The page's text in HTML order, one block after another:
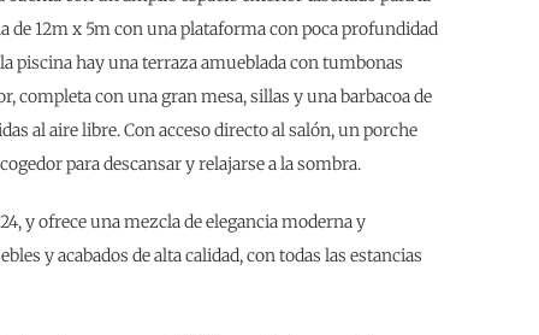
12m x 5m con una plataforma con poca profundidad
piscina hay una terraza amueblada con tumbonas
completa con una gran mesa, sillas y una barbacoa de
al aire libre. Con acceso directo al salón, un porche
para descansar y relajarse a la sombra.
y ofrece una mezcla de elegancia moderna y
y acabados de alta calidad, con todas las estancias